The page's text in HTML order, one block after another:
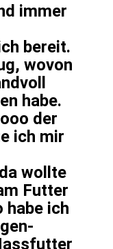
immer
bereit.
wovon
habe.
der
ich mir
wollte
Futter
habe ich